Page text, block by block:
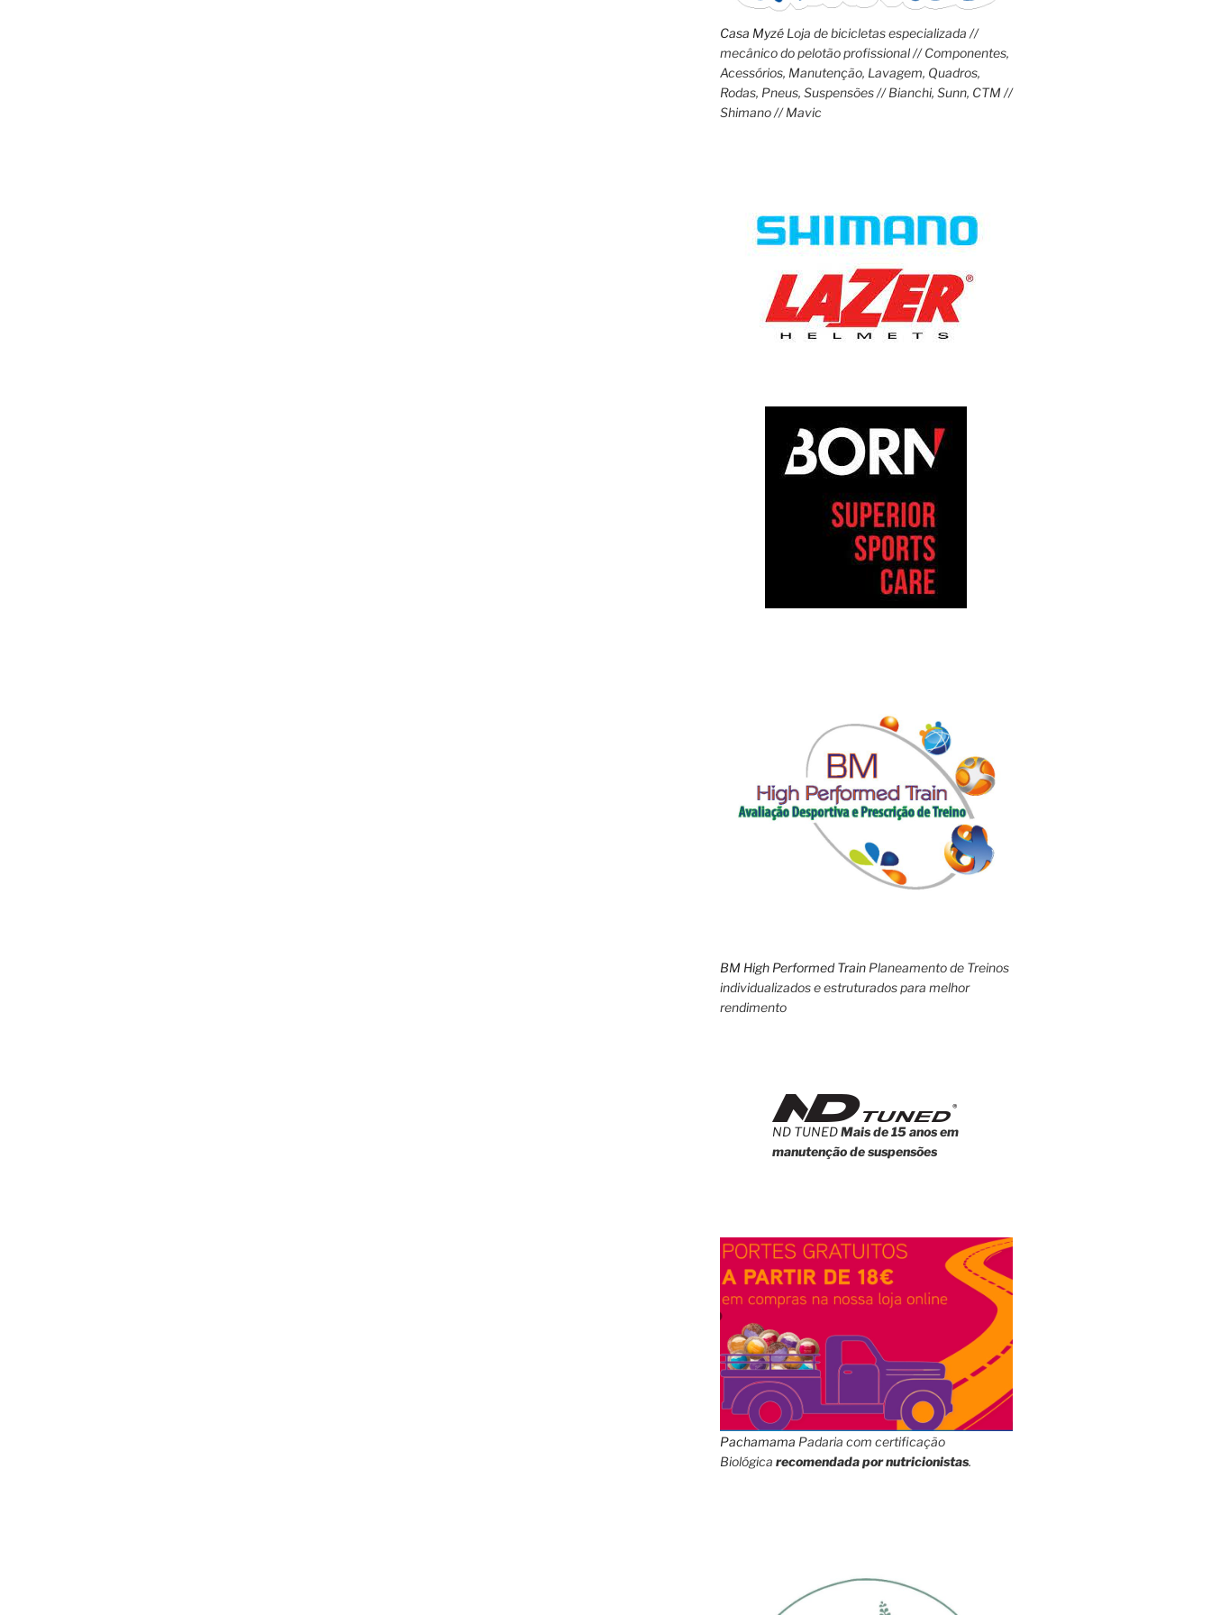
Casa MyzéLoja de bicicletas especializada //
mecânico do pelotão profissional // Componentes,
Acessórios, Manutenção, Lavagem, Quadros,
Rodas, Pneus, Suspensões // Bianchi, Sunn, CTM //
Shimano // Mavic
BM High Performed TrainPlaneamento de Treinos
individualizados e estruturados para melhor
rendimento
ND TUNEDMais de 15 anos em
manutenção de suspensões
Pachamama Padaria com certificação
Biológica recomendada por nutricionistas.